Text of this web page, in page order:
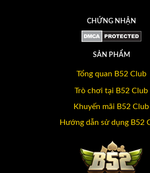
CHỨNG NHẬN
SẢN PHẨM
Tổng quan B52 Club
Trò chơi tại B52 Club
Khuyến mãi B52 Club
Hướng dẫn sử dụng B52